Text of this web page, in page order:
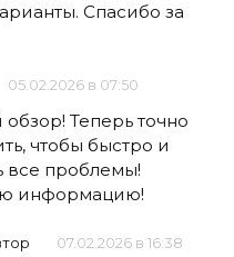
Спасибо за
05.02.2026 в 07:50
Теперь точно
чтобы быстро и
все проблемы!
информацию!
07.02.2026 в 16:38